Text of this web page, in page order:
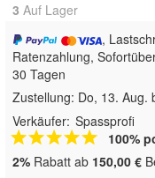
3 Auf Lager
,
Ratenzahlung,
30 Tagen
Zustellung: Do, 13. Aug.
Verkäufer: Spassprofi
100%
2% Rabatt ab 150,00 €